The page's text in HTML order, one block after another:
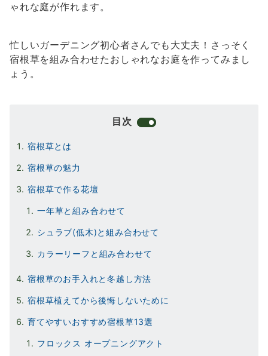
ゃれな庭が作れます。
忙しいガーデニング初心者さんでも大丈夫！さっそく
宿根草を組み合わせたおしゃれなお庭を作ってみまし
ょう。
目次
宿根草とは
宿根草の魅力
宿根草で作る花壇
一年草と組み合わせて
シュラブ(低木)と組み合わせて
カラーリーフと組み合わせて
宿根草のお手入れと冬越し方法
宿根草植えてから後悔しないために
育てやすいおすすめ宿根草13選
フロックス オープニングアクト